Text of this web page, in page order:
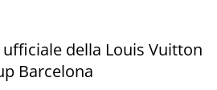
della Louis Vuitton
Barcelona